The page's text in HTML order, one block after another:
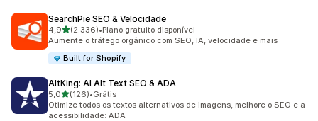
SearchPie SEO & Velocidade
4,9de 5 estrelas
(2.336)
2336 avaliações ao todo
•Plano gratuito disponível
Aumente o tráfego orgânico com SEO, IA, velocidade e mais
Built for Shopify
AltKing: AI Alt Text SEO & ADA
5,0de 5 estrelas
(126)
126 avaliações ao todo
•Grátis
Otimize todos os textos alternativos de imagens, melhore o SEO e a
acessibilidade: ADA